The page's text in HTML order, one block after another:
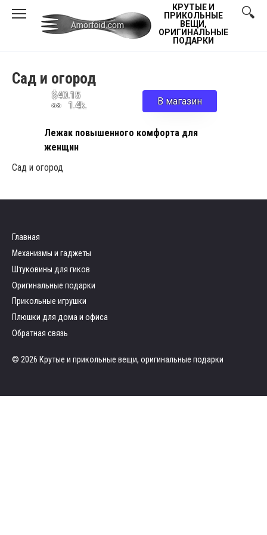
Skip
КРУТЫЕ И
ПРИКОЛЬНЫЕ
ВЕЩИ,
ОРИГИНАЛЬНЫЕ
ПОДАРКИ
Сад и огород
Лежак повышенного комфорта для
женщин
$40.15
1.4k.
В магазин
Сад и огород
Главная
Механизмы и гаджеты
Штуковины для гиков
Оригинальные подарки
Прикольные игрушки
Плюшки для дома и офиса
Обратная связь
© 2026 Крутые и прикольные вещи, оригинальные подарки